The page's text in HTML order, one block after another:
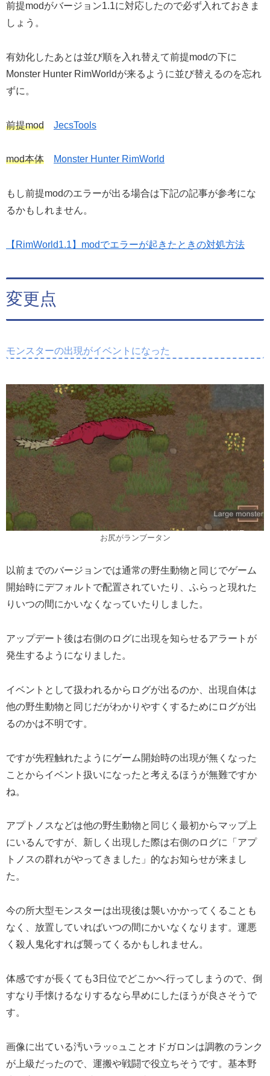
前提modがバージョン1.1に対応したので必ず入れておきま
しょう。
有効化したあとは並び順を入れ替えて前提modの下に
Monster Hunter RimWorldが来るように並び替えるのを忘れ
ずに。
前提mod JecsTools
mod本体 Monster Hunter RimWorld
もし前提modのエラーが出る場合は下記の記事が参考にな
るかもしれません。
【RimWorld1.1】modでエラーが起きたときの対処方法
変更点
モンスターの出現がイベントになった
お尻がランブータン
以前までのバージョンでは通常の野生動物と同じでゲーム
開始時にデフォルトで配置されていたり、ふらっと現れた
りいつの間にかいなくなっていたりしました。
アップデート後は右側のログに出現を知らせるアラートが
発生するようになりました。
イベントとして扱われるからログが出るのか、出現自体は
他の野生動物と同じだがわかりやすくするためにログが出
るのかは不明です。
ですが先程触れたようにゲーム開始時の出現が無くなった
ことからイベント扱いになったと考えるほうが無難ですか
ね。
アプトノスなどは他の野生動物と同じく最初からマップ上
にいるんですが、新しく出現した際は右側のログに「アプ
トノスの群れがやってきました」的なお知らせが来まし
た。
今の所大型モンスターは出現後は襲いかかってくることも
なく、放置していればいつの間にかいなくなります。運悪
く殺人鬼化すれば襲ってくるかもしれません。
体感ですが長くても3日位でどこかへ行ってしまうので、倒
すなり手懐けるなりするなら早めにしたほうが良さそうで
す。
画像に出ている汚いラッ○ュことオドガロンは調教のランク
が上級だったので、運搬や戦闘で役立ちそうです。基本野